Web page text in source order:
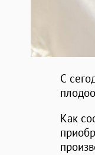
С
Как